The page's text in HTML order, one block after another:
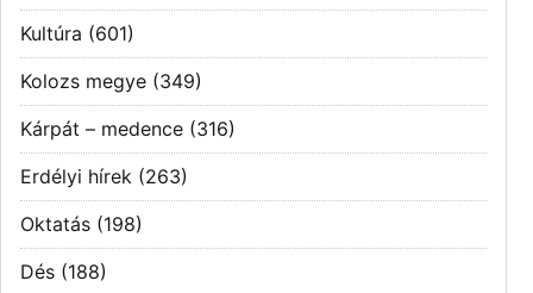
Kultúra (601)
Kolozs megye (349)
Kárpát – medence (316)
Erdélyi hírek (263)
Oktatás (198)
Dés (188)